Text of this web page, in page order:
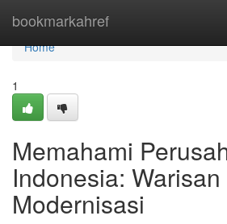
bookmarkahref
Home
Home
1
Memahami
Indonesia: Warisan
Modernisasi